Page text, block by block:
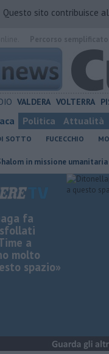
Questo sito contribuisce
VALDERA VOLTERRA
Politica Attualità
SOTTO FUCECCHIO
missione umanitaria in
fa
a
molto
spazio»